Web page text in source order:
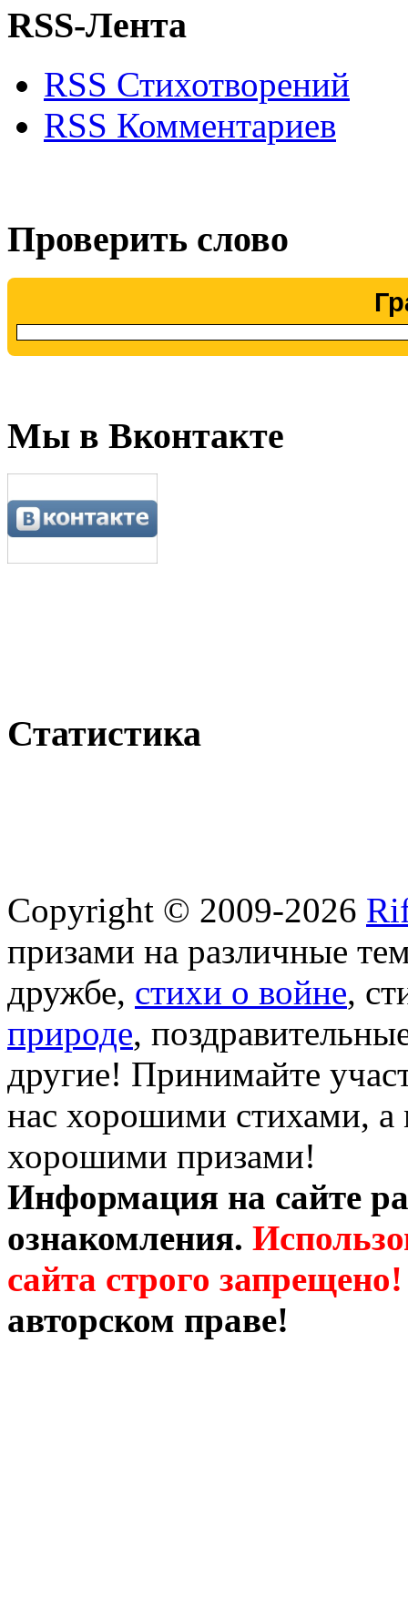
RSS-Лента
RSS Стихотворений
RSS Комментариев
Проверить слово
Мы в Вконтакте
Статистика
Copyright © 2009-2026
призами на различные
дружбе, стихи о войне,
природе,
другие! Принимайте
нас хорошими стихами, а
хорошими призами!
Информация на сайте
ознакомления.
сайта строго запрещено!
авторском праве!